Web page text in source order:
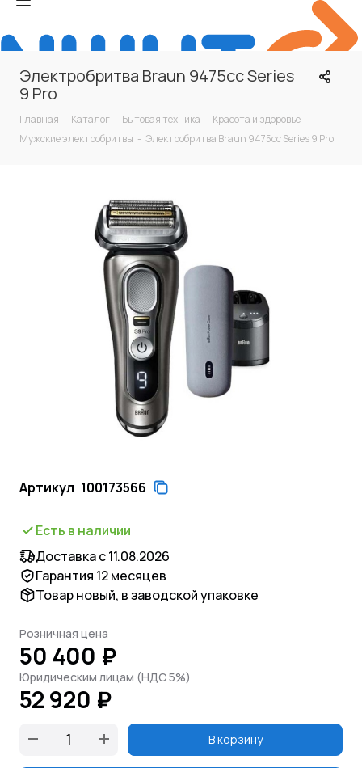
Электробритва Braun 9475cc Series
9 Pro
Главная - Каталог - Бытовая техника - Красота и здоровье -
Мужские электробритвы - Электробритва Braun 9475cc Series 9 Pro
Артикул 100173566
Есть в наличии
Доставка с 11.08.2026
Гарантия 12 месяцев
Товар новый, в заводской упаковке
Розничная цена
50 400 ₽
Юридическим лицам (НДС 5%)
52 920 ₽
В корзину